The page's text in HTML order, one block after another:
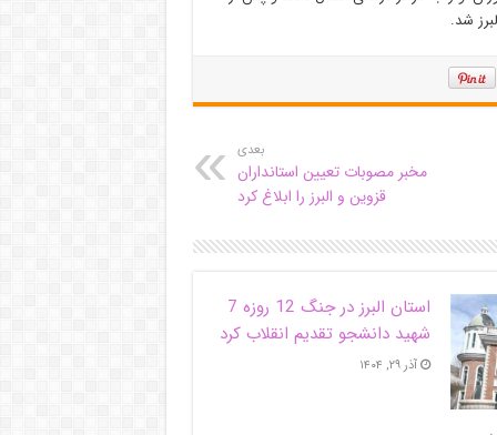
شد.
بعدی
مخبر مصوبات تعیین استانداران
قزوین و البرز را ابلاغ کرد
استان البرز در جنگ 12 روزه 7
شهید دانشجو تقدیم انقلاب کرد
آذر ۲۹, ۱۴۰۴